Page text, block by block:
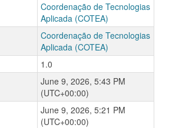
Coordenação de Tecnologias
Aplicada (COTEA)
Coordenação de Tecnologias
Aplicada (COTEA)
1.0
June 9, 2026, 5:43 PM
(UTC+00:00)
June 9, 2026, 5:21 PM
(UTC+00:00)